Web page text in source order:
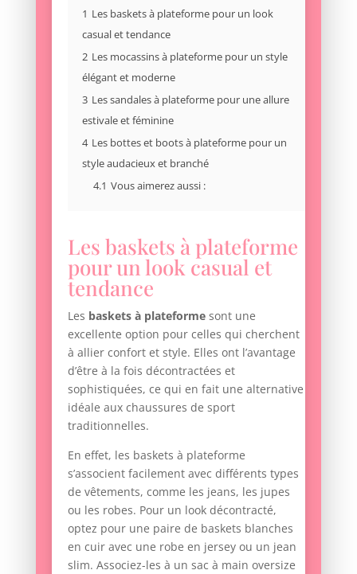
1 Les baskets à plateforme pour un look
casual et tendance
2 Les mocassins à plateforme pour un style
élégant et moderne
3 Les sandales à plateforme pour une allure
estivale et féminine
4 Les bottes et boots à plateforme pour un
style audacieux et branché
4.1 Vous aimerez aussi :
Les baskets à plateforme
pour un look casual et
tendance
Les baskets à plateformesont une
excellente option pour celles qui cherchent
à allier confort et style. Elles ont l’avantage
d’être à la fois décontractées et
sophistiquées, ce qui en fait une alternative
idéale aux chaussures de sport
traditionnelles.
En effet, les baskets à plateforme
s’associent facilement avec différents types
de vêtements, comme les jeans, les jupes
ou les robes. Pour un look décontracté,
optez pour une paire de baskets blanches
en cuir avec une robe en jersey ou un jean
slim. Associez-les à un sac à main oversize